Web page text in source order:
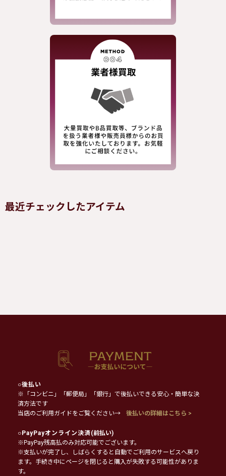
最近チェックしたアイテム
○後払い
※「コンビニ」「郵便局」「銀行」で後払いできる安心・簡単な決
済方法です
当店のご利用ガイドをご覧ください→
後払いの詳細はこちら >
○PayPayオンライン決済(前払い)
※PayPay残高払のみ対応可能でございます。
※支払いが完了し、しばらくすると自動でご利用のサービスへ戻り
ます。手続き中にページを閉じると購入が失敗する可能性がありま
す。